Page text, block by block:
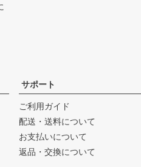
サポート
ご利用ガイド
配送・送料について
お支払いについて
返品・交換について